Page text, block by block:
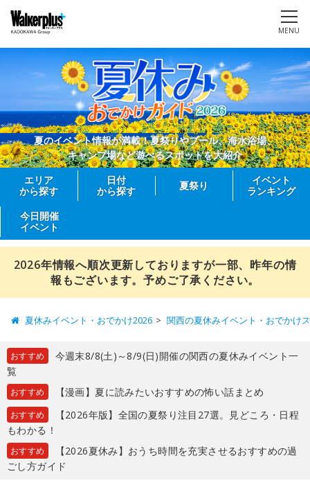
MENU
夏のイベント情報が満載！夏祭りやプール、海水浴場、
キャンプ場など遊べるスポットを大紹介
エリア
から探す
日付
から探す
夏祭り
イベント
ランキング
今日開催
イベント
2026年情報へ順次更新しておりますが一部、昨年の情
報もございます。予めご了承ください。
夏休みイベント・おでかけ2026 関西の夏休みイベント・おでかけ
おすすめ
今週末8/8(土)～8/9(日)開催の関西の夏休みイベント一
覧
おすすめ 【漫画】夏に読みたいおすすめの怖い話まとめ
おすすめ
【2026年版】全国の夏祭り注目27選。見どころ・日程
もわかる！
おすすめ
【2026夏休み】おうち時間を充実させるおすすめの過
ごし方ガイド